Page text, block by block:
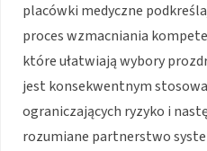
placówki medyczne
proces wzmacniania
które ułatwiają wybory
jest konsekwentnym
ograniczających ryzyko i
rozumiane partnerstwo